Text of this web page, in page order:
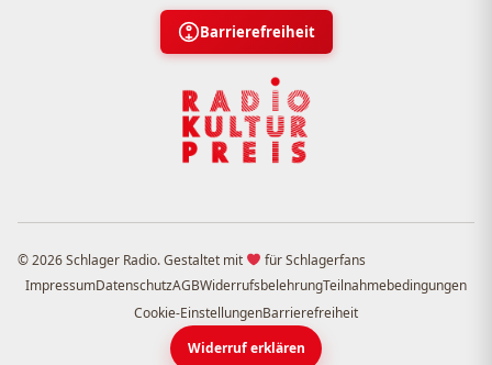
Barrierefreiheit
© 2026 Schlager Radio. Gestaltet mit
für Schlagerfans
ImpressumDatenschutzAGBWiderrufsbelehrungTeilnahmebedingungen
Cookie-EinstellungenBarrierefreiheit
Widerruf erklären